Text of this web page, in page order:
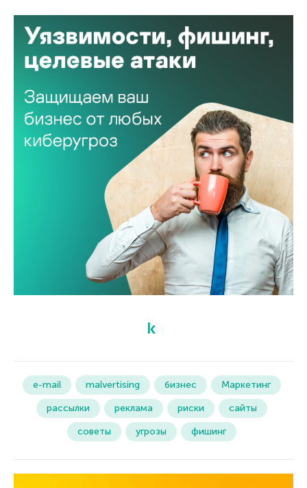
e-mail malvertising бизнес
Маркетинг
рассылки
реклама риски
сайты
советы
угрозы фишинг